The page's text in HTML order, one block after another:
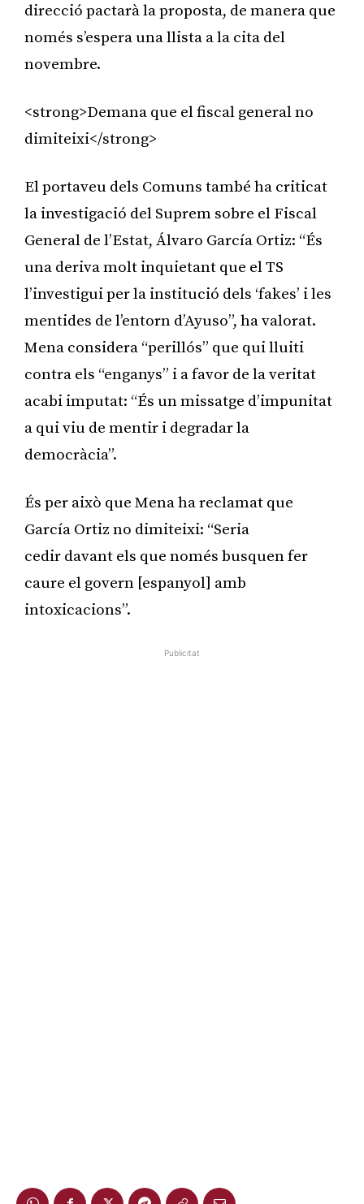
direcció pactarà la proposta, de manera que
només s’espera una llista a la cita del
novembre.
<strong>Demana que el fiscal general no
dimiteixi</strong>
El portaveu dels Comuns també ha criticat
la investigació del Suprem sobre el Fiscal
General de l’Estat, Álvaro García Ortiz: “És
una deriva molt inquietant que el TS
l’investigui per la institució dels ‘fakes’ i les
mentides de l’entorn d’Ayuso”, ha valorat.
Mena considera “perillós” que qui lluiti
contra els “enganys” i a favor de la veritat
acabi imputat: “És un missatge d’impunitat
a qui viu de mentir i degradar la
democràcia”.
És per això que Mena ha reclamat que
García Ortiz no dimiteixi: “Seria
cedir davant els que només busquen fer
caure el govern [espanyol] amb
intoxicacions”.
Publicitat